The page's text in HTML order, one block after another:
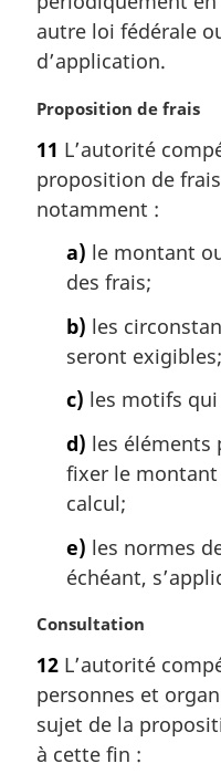
:g
i
n
l
:
autre loi fédérale
d’application.
N
t
e
m
Proposition de frais
11 L’autorité
proposition de
notamment :
a) le montant
des frais;
b) les
seront exigibles;
c) les motifs
d) les éléments
fixer le
calcul;
e) les normes
échéant,
N
t
e
m
a
Consultation
12 L’autorité
personnes et
sujet de la
à cette fin :